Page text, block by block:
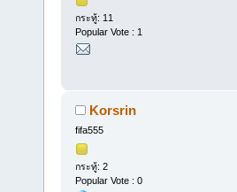
กระทู้: 11
Popular Vote : 1
Korsrin
fifa555
กระทู้: 2
Popular Vote : 0